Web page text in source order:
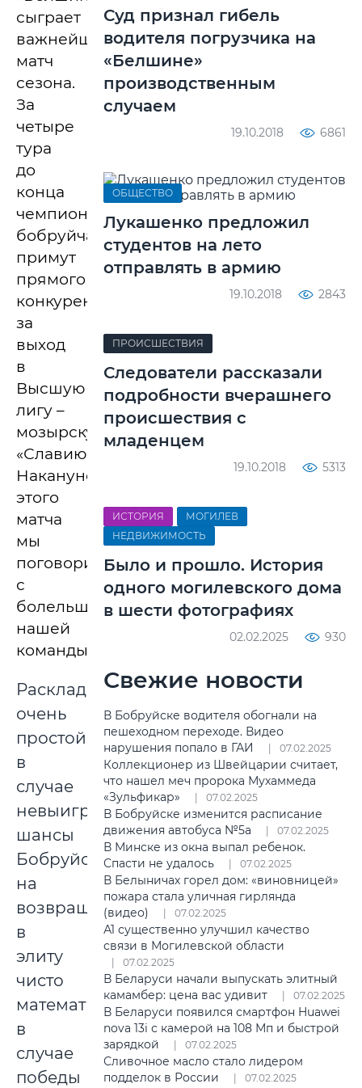
сыграет
важнейший
матч
сезона.
За
четыре
тура
до
конца
чемпионата
бобруйчане
примут
прямого
конкурента
за
выход
в
Высшую
лигу –
мозырскую
«Славию».
Накануне
этого
матча
мы
поговорили
с
болельщиками
нашей
команды.
Расклад
очень
простой:
в
случае
невыигрыша
шансы
Бобруйска
на
возвращение
в
элиту
чисто
математические,
в
случае
победы
Суд признал гибель
водителя погрузчика на
«Белшине»
производственным
случаем
19.10.2018 6861
ОБЩЕСТВО
Лукашенко предложил
студентов на лето
отправлять в армию
19.10.2018 2843
ПРОИСШЕСТВИЯ
Следователи рассказали
подробности вчерашнего
происшествия с
младенцем
19.10.2018 5313
ИСТОРИЯ
МОГИЛЕВ
НЕДВИЖИМОСТЬ
Было и прошло. История
одного могилевского дома
в шести фотографиях
02.02.2025 930
Свежие новости
В Бобруйске водителя обогнали на
пешеходном переходе. Видео
нарушения попало в ГАИ
07.02.2025
Коллекционер из Швейцарии считает,
что нашел меч пророка Мухаммеда
«Зульфикар»
07.02.2025
В Бобруйске изменится расписание
движения автобуса №5а
07.02.2025
В Минске из окна выпал ребенок.
Спасти не удалось
07.02.2025
В Белыничах горел дом: «виновницей»
пожара стала уличная гирлянда
(видео)
07.02.2025
А1 существенно улучшил качество
связи в Могилевской области
07.02.2025
В Беларуси начали выпускать элитный
камамбер: цена вас удивит
07.02.2025
В Беларуси появился смартфон Huawei
nova 13i с камерой на 108 Мп и быстрой
зарядкой
07.02.2025
Сливочное масло стало лидером
подделок в России
07.02.2025